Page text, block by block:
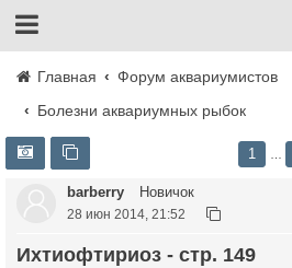
Главная
Форум аквариумистов
Болезни аквариумных рыбок
1
barberry Новичок
28 июн 2014, 21:52
Ихтиофтириоз - стр. 149